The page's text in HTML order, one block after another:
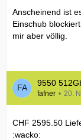
Anscheinend ist
Einschub
mir aber völlig.
9550
fafner 20.
CHF 2595.50
:wacko: